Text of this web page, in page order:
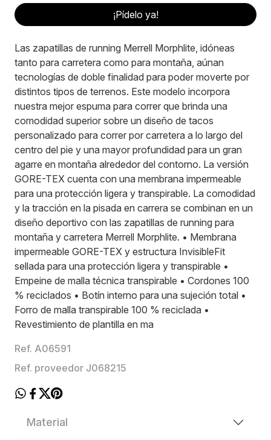
¡Pídelo ya!
Las zapatillas de running Merrell Morphlite, idóneas
tanto para carretera como para montaña, aúnan
tecnologías de doble finalidad para poder moverte por
distintos tipos de terrenos. Este modelo incorpora
nuestra mejor espuma para correr que brinda una
comodidad superior sobre un diseño de tacos
personalizado para correr por carretera a lo largo del
centro del pie y una mayor profundidad para un gran
agarre en montaña alrededor del contorno. La versión
GORE-TEX cuenta con una membrana impermeable
para una protección ligera y transpirable. La comodidad
y la tracción en la pisada en carrera se combinan en un
diseño deportivo con las zapatillas de running para
montaña y carretera Merrell Morphlite. • Membrana
impermeable GORE-TEX y estructura InvisibleFit
sellada para una protección ligera y transpirable •
Empeine de malla técnica transpirable • Cordones 100
% reciclados • Botín interno para una sujeción total •
Forro de malla transpirable 100 % reciclada •
Revestimiento de plantilla en ma
Ref. A06591
Ref. proveedor J068215
Material